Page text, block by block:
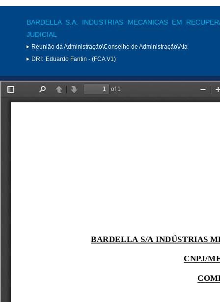
BARDELLA S.A. INDUSTRIAS MECANICAS EM
JUDICIAL
Reunião da Administração\Conselho de Administração\Ata
DRI: Eduardo Fantin - (FCA V1)